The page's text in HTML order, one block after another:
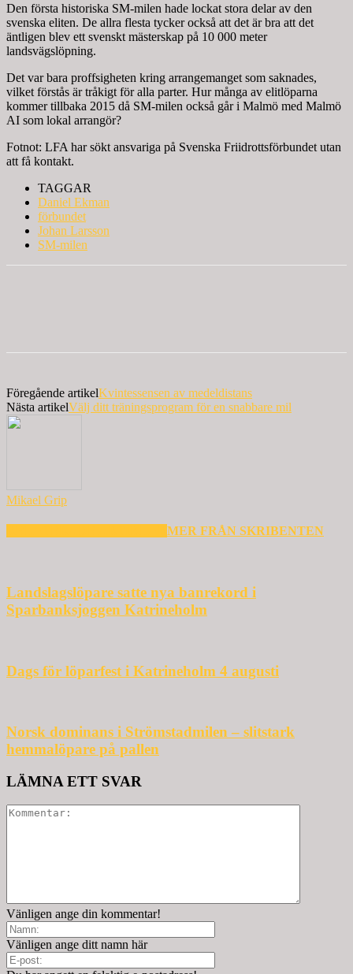
Den första historiska SM-milen hade lockat stora delar av den
svenska eliten. De allra flesta tycker också att det är bra att det
äntligen blev ett svenskt mästerskap på 10 000 meter
landsvägslöpning.
Det var bara proffsigheten kring arrangemanget som saknades,
vilket förstås är tråkigt för alla parter. Hur många av elitlöparna
kommer tillbaka 2015 då SM-milen också går i Malmö med Malmö
AI som lokal arrangör?
Fotnot: LFA har sökt ansvariga på Svenska Friidrottsförbundet utan
att få kontakt.
TAGGAR
Daniel Ekman
förbundet
Johan Larsson
SM-milen
Föregående artikelKvintessensen av medeldistans
Nästa artikelVälj ditt träningsprogram för en snabbare mil
Mikael Grip
MER FRÅN SKRIBENTEN
Landslagslöpare satte nya banrekord i
Sparbanksjoggen Katrineholm
Dags för löparfest i Katrineholm 4 augusti
Norsk dominans i Strömstadmilen – slitstark
hemmalöpare på pallen
LÄMNA ETT SVAR
Vänligen ange din kommentar!
Vänligen ange ditt namn här